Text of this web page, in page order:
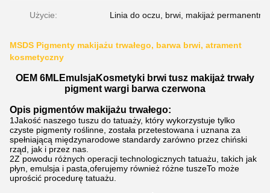
Użycie: Linia do oczu, brwi, makijaż permanentny.
MSDS Pigmenty makijażu trwałego, barwa brwi, atrament
kosmetyczny
OEM 6MLEmulsjaKosmetyki brwi tusz makijaż trwały
pigment wargi barwa czerwona
Opis pigmentów makijażu trwałego:
1Jakość naszego tuszu do tatuaży, który wykorzystuje tylko
czyste pigmenty roślinne, została przetestowana i uznana za
spełniającą międzynarodowe standardy zarówno przez chiński
rząd, jak i przez nas.
2Z powodu różnych operacji technologicznych tatuażu, takich jak
płyn, emulsja i pasta,oferujemy również różne tuszeTo może
uprościć procedurę tatuażu.